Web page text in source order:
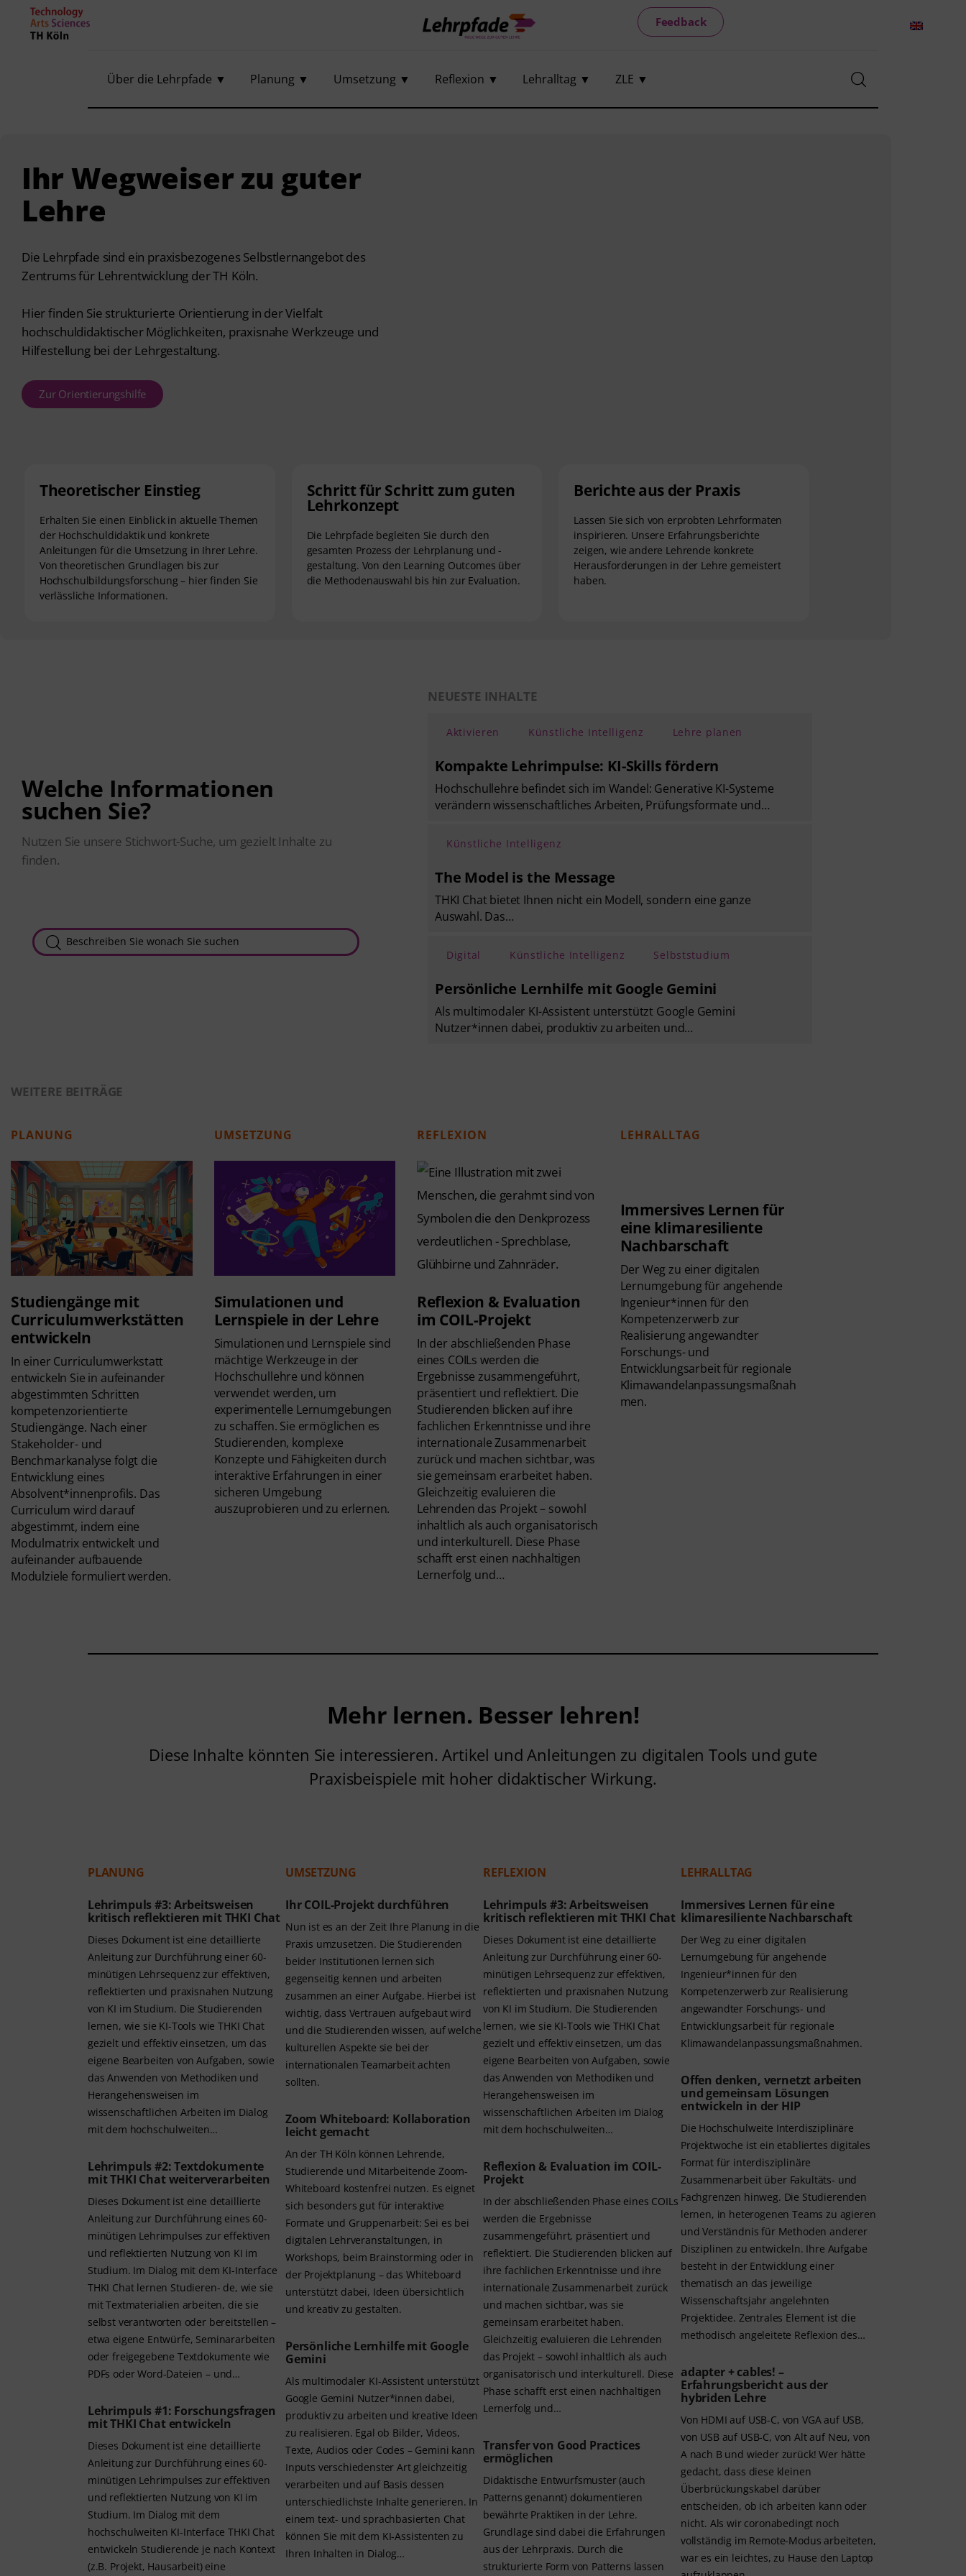
Feedback
Über die Lehrpfade ▼ Planung ▼ Umsetzung ▼ Reflexion ▼ Lehralltag ▼ ZLE ▼
Ihr Wegweiser zu guter
Lehre
Die Lehrpfade sind ein praxisbezogenes Selbstlernangebot des
Zentrums für Lehrentwicklung der TH Köln.
Hier finden Sie strukturierte Orientierung in der Vielfalt
hochschuldidaktischer Möglichkeiten, praxisnahe Werkzeuge und
Hilfestellung bei der Lehrgestaltung.
Zur Orientierungshilfe
Theoretischer Einstieg
Erhalten Sie einen Einblick in aktuelle Themen
der Hochschuldidaktik und konkrete
Anleitungen für die Umsetzung in Ihrer Lehre.
Von theoretischen Grundlagen bis zur
Hochschulbildungsforschung – hier finden Sie
verlässliche Informationen.
Schritt für Schritt zum guten
Lehrkonzept
Die Lehrpfade begleiten Sie durch den
gesamten Prozess der Lehrplanung und -
gestaltung. Von den Learning Outcomes über
die Methodenauswahl bis hin zur Evaluation.
Berichte aus der Praxis
Lassen Sie sich von erprobten Lehrformaten
inspirieren. Unsere Erfahrungsberichte
zeigen, wie andere Lehrende konkrete
Herausforderungen in der Lehre gemeistert
haben.
Welche Informationen
suchen Sie?
Nutzen Sie unsere Stichwort-Suche, um gezielt Inhalte zu
finden.
NEUESTE INHALTE
Aktivieren Künstliche Intelligenz Lehre planen
Kompakte Lehrimpulse: KI-Skills fördern
Hochschullehre befindet sich im Wandel: Generative KI-Systeme
verändern wissenschaftliches Arbeiten, Prüfungsformate und…
Künstliche Intelligenz
The Model is the Message
THKI Chat bietet Ihnen nicht ein Modell, sondern eine ganze
Auswahl. Das…
Digital Künstliche Intelligenz Selbststudium
Persönliche Lernhilfe mit Google Gemini
Als multimodaler KI-Assistent unterstützt Google Gemini
Nutzer*innen dabei, produktiv zu arbeiten und…
WEITERE BEITRÄGE
PLANUNG
Studiengänge mit
Curriculumwerkstätten
entwickeln
In einer Curriculumwerkstatt
entwickeln Sie in aufeinander
abgestimmten Schritten
kompetenzorientierte
Studiengänge. Nach einer
Stakeholder- und
Benchmarkanalyse folgt die
Entwicklung eines
Absolvent*innenprofils. Das
Curriculum wird darauf
abgestimmt, indem eine
Modulmatrix entwickelt und
aufeinander aufbauende
Modulziele formuliert werden.
UMSETZUNG
Simulationen und
Lernspiele in der Lehre
Simulationen und Lernspiele sind
mächtige Werkzeuge in der
Hochschullehre und können
verwendet werden, um
experimentelle Lernumgebungen
zu schaffen. Sie ermöglichen es
Studierenden, komplexe
Konzepte und Fähigkeiten durch
interaktive Erfahrungen in einer
sicheren Umgebung
auszuprobieren und zu erlernen.
REFLEXION
Reflexion & Evaluation
im COIL-Projekt
In der abschließenden Phase
eines COILs werden die
Ergebnisse zusammengeführt,
präsentiert und reflektiert. Die
Studierenden blicken auf ihre
fachlichen Erkenntnisse und ihre
internationale Zusammenarbeit
zurück und machen sichtbar, was
sie gemeinsam erarbeitet haben.
Gleichzeitig evaluieren die
Lehrenden das Projekt – sowohl
inhaltlich als auch organisatorisch
und interkulturell. Diese Phase
schafft erst einen nachhaltigen
Lernerfolg und…
LEHRALLTAG
Immersives Lernen für
eine klimaresiliente
Nachbarschaft
Der Weg zu einer digitalen
Lernumgebung für angehende
Ingenieur*innen für den
Kompetenzerwerb zur
Realisierung angewandter
Forschungs- und
Entwicklungsarbeit für regionale
Klimawandelanpassungsmaßnah
men.
Mehr lernen. Besser lehren!
Diese Inhalte könnten Sie interessieren. Artikel und Anleitungen zu digitalen Tools und gute
Praxisbeispiele mit hoher didaktischer Wirkung.
PLANUNG
Lehrimpuls #3: Arbeitsweisen
kritisch reflektieren mit THKI Chat
Dieses Dokument ist eine detaillierte
Anleitung zur Durchführung einer 60-
minütigen Lehrsequenz zur effektiven,
reflektierten und praxisnahen Nutzung
von KI im Studium. Die Studierenden
lernen, wie sie KI-Tools wie THKI Chat
gezielt und effektiv einsetzen, um das
eigene Bearbeiten von Aufgaben, sowie
das Anwenden von Methodiken und
Herangehensweisen im
wissenschaftlichen Arbeiten im Dialog
mit dem hochschulweiten…
Lehrimpuls #2: Textdokumente
mit THKI Chat weiterverarbeiten
Dieses Dokument ist eine detaillierte
Anleitung zur Durchführung eines 60-
minütigen Lehrimpulses zur effektiven
und reflektierten Nutzung von KI im
Studium. Im Dialog mit dem KI-Interface
THKI Chat lernen Studieren- de, wie sie
mit Textmaterialien arbeiten, die sie
selbst verantworten oder bereitstellen –
etwa eigene Entwürfe, Seminararbeiten
oder freigegebene Textdokumente wie
PDFs oder Word-Dateien – und…
Lehrimpuls #1: Forschungsfragen
mit THKI Chat entwickeln
Dieses Dokument ist eine detaillierte
Anleitung zur Durchführung eines 60-
minütigen Lehrimpulses zur effektiven
und reflektierten Nutzung von KI im
Studium. Im Dialog mit dem
hochschulweiten KI-Interface THKI Chat
entwickeln Studierende je nach Kontext
(z.B. Projekt, Hausarbeit) eine
UMSETZUNG
Ihr COIL-Projekt durchführen
Nun ist es an der Zeit Ihre Planung in die
Praxis umzusetzen. Die Studierenden
beider Institutionen lernen sich
gegenseitig kennen und arbeiten
zusammen an einer Aufgabe. Hierbei ist
wichtig, dass Vertrauen aufgebaut wird
und die Studierenden wissen, auf welche
kulturellen Aspekte sie bei der
internationalen Teamarbeit achten
sollten.
Zoom Whiteboard: Kollaboration
leicht gemacht
An der TH Köln können Lehrende,
Studierende und Mitarbeitende Zoom-
Whiteboard kostenfrei nutzen. Es eignet
sich besonders gut für interaktive
Formate und Gruppenarbeit: Sei es bei
digitalen Lehrveranstaltungen, in
Workshops, beim Brainstorming oder in
der Projektplanung – das Whiteboard
unterstützt dabei, Ideen übersichtlich
und kreativ zu gestalten.
Persönliche Lernhilfe mit Google
Gemini
Als multimodaler KI-Assistent unterstützt
Google Gemini Nutzer*innen dabei,
produktiv zu arbeiten und kreative Ideen
zu realisieren. Egal ob Bilder, Videos,
Texte, Audios oder Codes – Gemini kann
Inputs verschiedenster Art gleichzeitig
verarbeiten und auf Basis dessen
unterschiedlichste Inhalte generieren. In
einem text- und sprachbasierten Chat
können Sie mit dem KI-Assistenten zu
Ihren Inhalten in Dialog…
REFLEXION
Lehrimpuls #3: Arbeitsweisen
kritisch reflektieren mit THKI Chat
Dieses Dokument ist eine detaillierte
Anleitung zur Durchführung einer 60-
minütigen Lehrsequenz zur effektiven,
reflektierten und praxisnahen Nutzung
von KI im Studium. Die Studierenden
lernen, wie sie KI-Tools wie THKI Chat
gezielt und effektiv einsetzen, um das
eigene Bearbeiten von Aufgaben, sowie
das Anwenden von Methodiken und
Herangehensweisen im
wissenschaftlichen Arbeiten im Dialog
mit dem hochschulweiten…
Reflexion & Evaluation im COIL-
Projekt
In der abschließenden Phase eines COILs
werden die Ergebnisse
zusammengeführt, präsentiert und
reflektiert. Die Studierenden blicken auf
ihre fachlichen Erkenntnisse und ihre
internationale Zusammenarbeit zurück
und machen sichtbar, was sie
gemeinsam erarbeitet haben.
Gleichzeitig evaluieren die Lehrenden
das Projekt – sowohl inhaltlich als auch
organisatorisch und interkulturell. Diese
Phase schafft erst einen nachhaltigen
Lernerfolg und…
Transfer von Good Practices
ermöglichen
Didaktische Entwurfsmuster (auch
Patterns genannt) dokumentieren
bewährte Praktiken in der Lehre.
Grundlage sind dabei die Erfahrungen
aus der Lehrpraxis. Durch die
strukturierte Form von Patterns lassen
LEHRALLTAG
Immersives Lernen für eine
klimaresiliente Nachbarschaft
Der Weg zu einer digitalen
Lernumgebung für angehende
Ingenieur*innen für den
Kompetenzerwerb zur Realisierung
angewandter Forschungs- und
Entwicklungsarbeit für regionale
Klimawandelanpassungsmaßnahmen.
Offen denken, vernetzt arbeiten
und gemeinsam Lösungen
entwickeln in der HIP
Die Hochschulweite Interdisziplinäre
Projektwoche ist ein etabliertes digitales
Format für interdisziplinäre
Zusammenarbeit über Fakultäts- und
Fachgrenzen hinweg. Die Studierenden
lernen, in heterogenen Teams zu agieren
und Verständnis für Methoden anderer
Disziplinen zu entwickeln. Ihre Aufgabe
besteht in der Entwicklung einer
thematisch an das jeweilige
Wissenschaftsjahr angelehnten
Projektidee. Zentrales Element ist die
methodisch angeleitete Reflexion des…
adapter + cables! –
Erfahrungsbericht aus der
hybriden Lehre
Von HDMI auf USB-C, von VGA auf USB,
von USB auf USB-C, von Alt auf Neu, von
A nach B und wieder zurück! Wer hätte
gedacht, dass diese kleinen
Überbrückungskabel darüber
entscheiden, ob ich arbeiten kann oder
nicht. Als wir coronabedingt noch
vollständig im Remote-Modus arbeiteten,
war es ein leichtes, zu Hause den Laptop